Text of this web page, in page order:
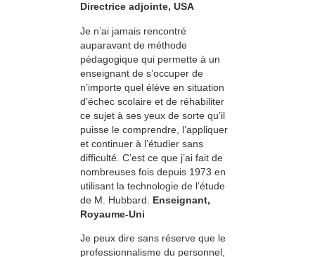
Directrice adjointe, USA
Je n’ai jamais rencontré
auparavant de méthode
pédagogique qui permette à un
enseignant de s’occuper de
n’importe quel élève en situation
d’échec scolaire et de réhabiliter
ce sujet à ses yeux de sorte qu’il
puisse le comprendre, l’appliquer
et continuer à l’étudier sans
difficulté. C’est ce que j’ai fait de
nombreuses fois depuis 1973 en
utilisant la technologie de l’étude
de M. Hubbard. Enseignant,
Royaume-Uni
Je peux dire sans réserve que le
professionnalisme du personnel,